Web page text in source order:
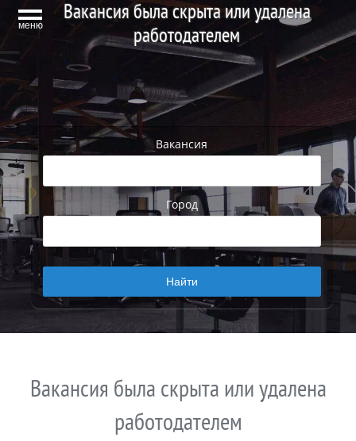
меню
Вакансия была скрыта или удалена
работодателем
Вакансия
Город
Вакансия была скрыта или удалена
работодателем